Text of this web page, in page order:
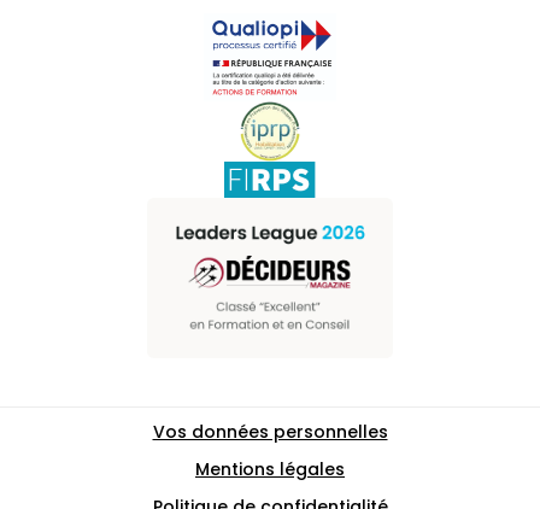
Vos données personnelles
Mentions légales